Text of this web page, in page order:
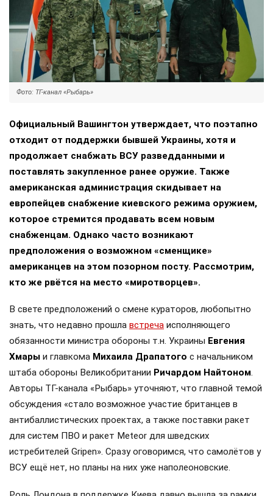
Фото: ТГ-канал «Рыбарь»
Официальный Вашингтон утверждает, что поэтапно
отходит от поддержки бывшей Украины, хотя и
продолжает снабжать ВСУ разведданными и
поставлять закупленное ранее оружие. Также
американская администрация скидывает на
европейцев снабжение киевского режима оружием,
которое стремится продавать всем новым
снабженцам. Однако часто возникают
предположения о возможном «сменщике»
американцев на этом позорном посту. Рассмотрим,
кто же рвётся на место «миротворцев».
В свете предположений о смене кураторов, любопытно
знать, что недавно прошла встреча исполняющего
обязанности министра обороны т.н. Украины Евгения
Хмары и главкома Михаила Драпатого с начальником
штаба обороны Великобритании Ричардом Найтоном.
Авторы ТГ-канала «Рыбарь» уточняют, что главной темой
обсуждения «стало возможное участие британцев в
антибаллистических проектах, а также поставки ракет
для систем ПВО и ракет Meteor для шведских
истребителей Gripen». Сразу оговоримся, что самолётов у
ВСУ ещё нет, но планы на них уже наполеоновские.